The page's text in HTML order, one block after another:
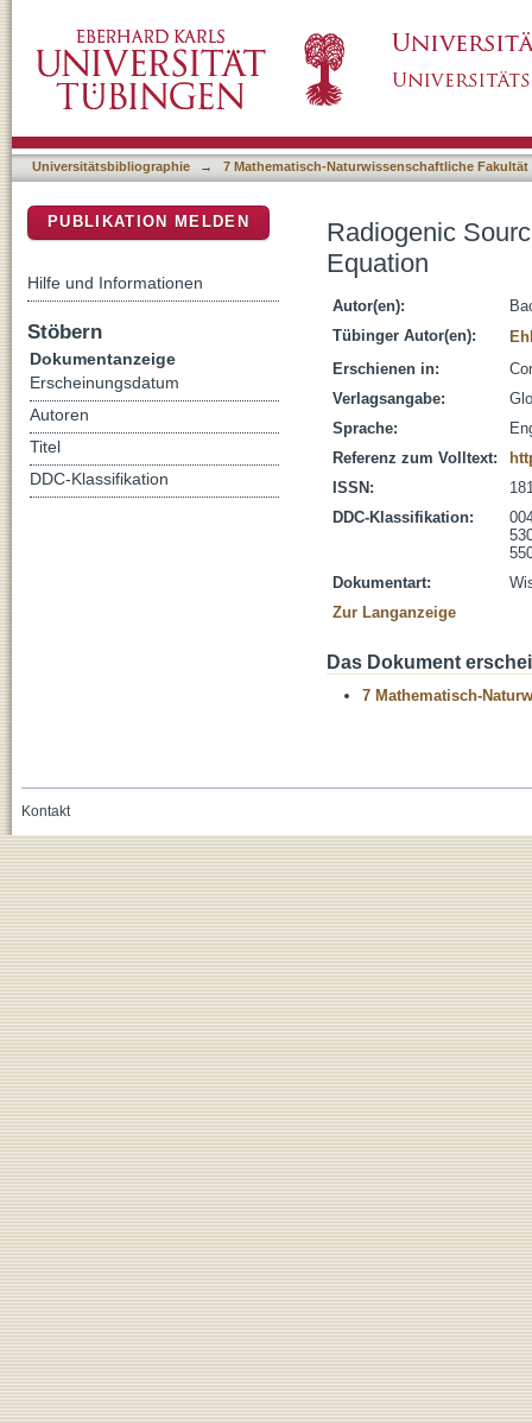
Universitätsbibliographie → 7 Mathematisch-Naturwissenschaftliche Fakultät
Radiogenic
Equation
Autor(en):
Tübinger Autor(en):
Erschienen in:
Verlagsangabe:
Sprache:
Referenz zum Volltext:
ISSN:
DDC-Klassifikation:
Dokumentart:
Zur Langanzeige
Das Dokument
7 Mathematisch-
PUBLIKATION MELDEN
Hilfe und Informationen
Stöbern
Dokumentanzeige
Erscheinungsdatum
Autoren
Titel
DDC-Klassifikation
Kontakt